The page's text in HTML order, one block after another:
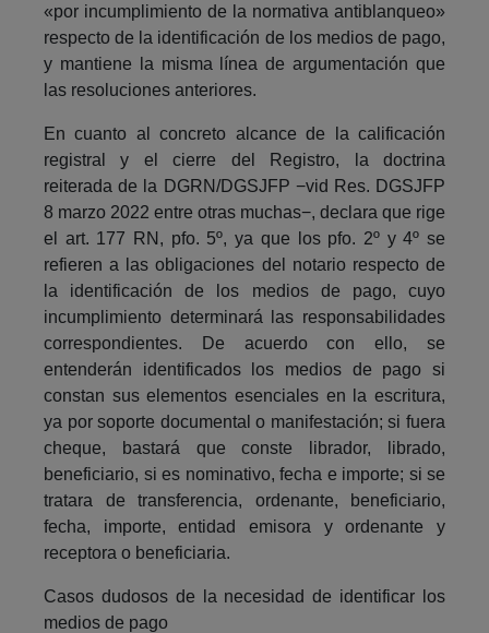
«por incumplimiento de la normativa antiblanqueo»
respecto de la identificación de los medios de pago,
y mantiene la misma línea de argumentación que
las resoluciones anteriores.
En cuanto al concreto alcance de la calificación
registral y el cierre del Registro, la doctrina
reiterada de la DGRN/DGSJFP −vid Res. DGSJFP
8 marzo 2022 entre otras muchas−, declara que rige
el art. 177 RN, pfo. 5º, ya que los pfo. 2º y 4º se
refieren a las obligaciones del notario respecto de
la identificación de los medios de pago, cuyo
incumplimiento determinará las responsabilidades
correspondientes. De acuerdo con ello, se
entenderán identificados los medios de pago si
constan sus elementos esenciales en la escritura,
ya por soporte documental o manifestación; si fuera
cheque, bastará que conste librador, librado,
beneficiario, si es nominativo, fecha e importe; si se
tratara de transferencia, ordenante, beneficiario,
fecha, importe, entidad emisora y ordenante y
receptora o beneficiaria.
Casos dudosos de la necesidad de identificar los
medios de pago